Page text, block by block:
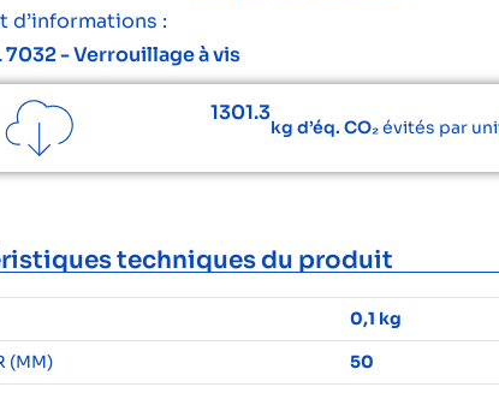
d’informations :
7032 - Verrouillage à vis
1301.3
kg d’éq. CO₂évités par
techniques du produit
0,1 kg
(MM)
50